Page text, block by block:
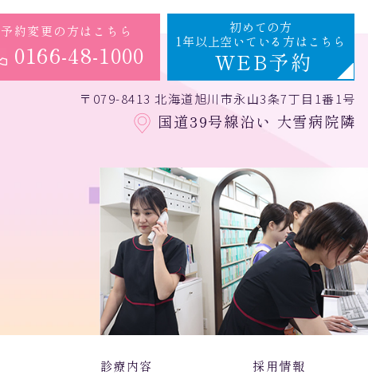
予約変更の方はこちら
0166-48-1000
初めての方
1年以上空いている方はこちら
WEB予約
〒079-8413 北海道旭川市永山3条7丁目1番1号
国道39号線沿い 大雪病院隣
診療内容 採用情報